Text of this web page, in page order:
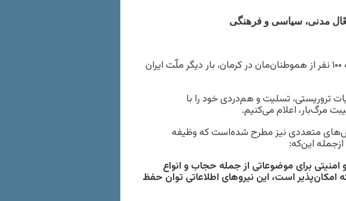
فاجعه حمله‌ی منجر به قربانی‌شدن نزدیک به ۱۰۰ نفر از هموطنان‌مان در کرمان، بار دیگر ملّت ایران
تروریستی، تسلیت و هم‌دردی خود را با
مرگ‌بار، اعلام می‌کنیم.
متعددی نیز مطرح شده‌است که وظیفه
این‌که:
برای موضوعاتی از جمله حجاب و انواع
امکان‌پذیر است، این نیروهای اطلاعاتی توان حفظ